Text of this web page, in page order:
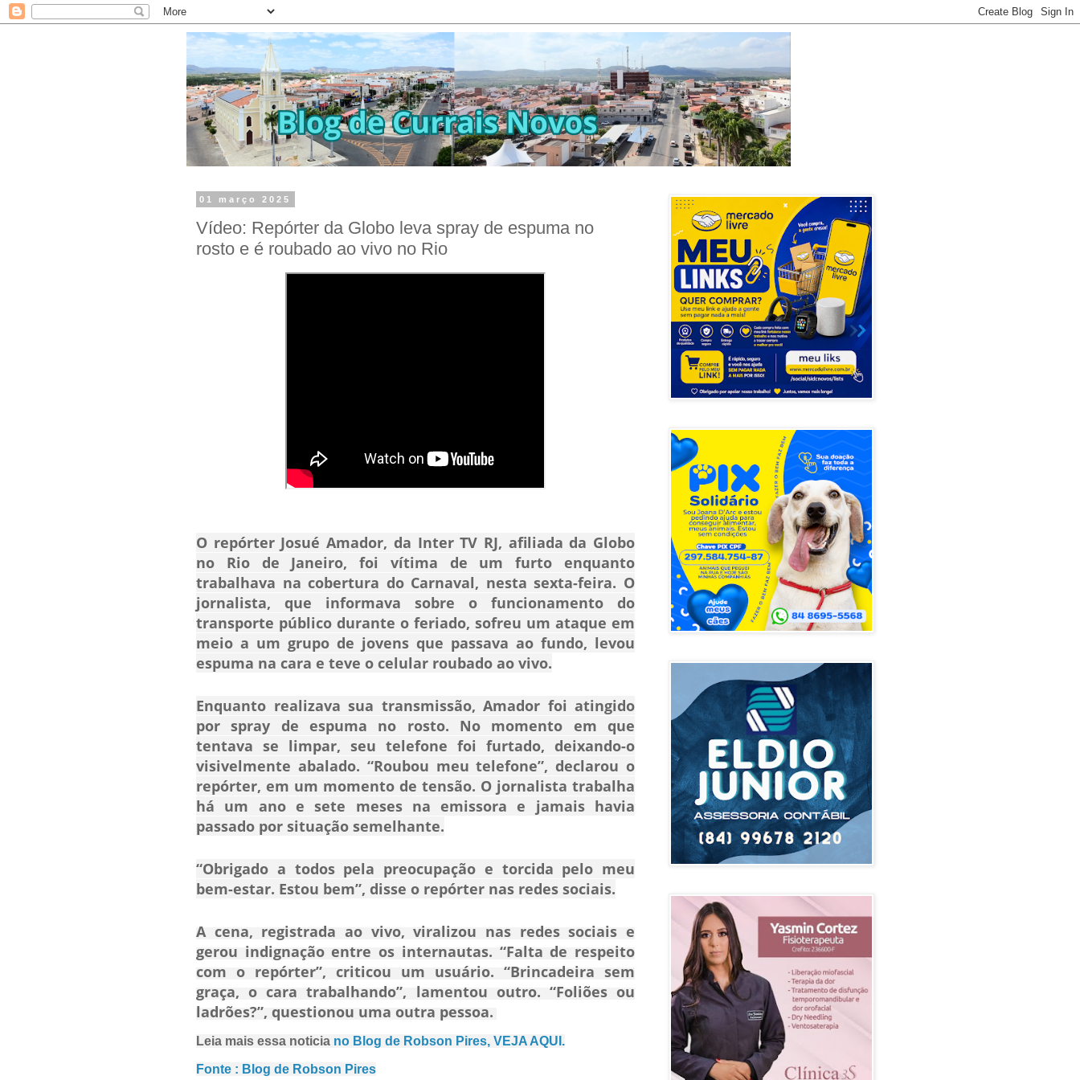
01 março 2025
Vídeo: Repórter da Globo leva spray de espuma no
rosto e é roubado ao vivo no Rio
O repórter Josué Amador, da Inter TV RJ, afiliada da Globo
no Rio de Janeiro, foi vítima de um furto enquanto
trabalhava na cobertura do Carnaval, nesta sexta-feira. O
jornalista, que informava sobre o funcionamento do
transporte público durante o feriado, sofreu um ataque em
meio a um grupo de jovens que passava ao fundo, levou
espuma na cara e teve o celular roubado ao vivo.
Enquanto realizava sua transmissão, Amador foi atingido
por spray de espuma no rosto. No momento em que
tentava se limpar, seu telefone foi furtado, deixando-o
visivelmente abalado. “Roubou meu telefone”, declarou o
repórter, em um momento de tensão. O jornalista trabalha
há um ano e sete meses na emissora e jamais havia
passado por situação semelhante.
“Obrigado a todos pela preocupação e torcida pelo meu
bem-estar. Estou bem”, disse o repórter nas redes sociais.
A cena, registrada ao vivo, viralizou nas redes sociais e
gerou indignação entre os internautas. “Falta de respeito
com o repórter”, criticou um usuário. “Brincadeira sem
graça, o cara trabalhando”, lamentou outro. “Foliões ou
ladrões?”, questionou uma outra pessoa.
Leia mais essa noticia no Blog de Robson Pires, VEJA AQUI.
Fonte : Blog de Robson Pires